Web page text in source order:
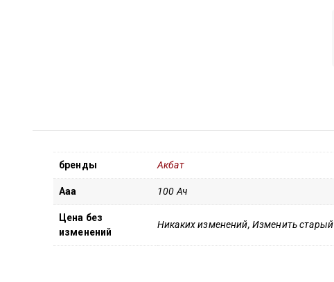
бренды Акбат
Ааа 100 Ач
Цена без
изменений
Никаких изменений, Изменить старый